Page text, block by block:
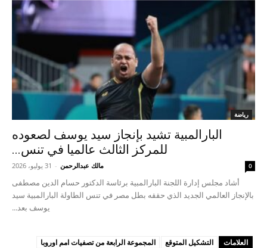
رياضة
البارالمبية تشيد بإنجاز سيد يوسف لصعوده
للمركز الثالث عالميا في تنس...
مالك عبدالرحمن - 31 يوليو، 2026 0
أشاد مجلس إدارة اللجنة البارالمبية برئاسة الدكتور حسام الدين مصطفى
بالإنجاز العالمي الجديد الذي حققه بطل مصر في تنس الطاولة البارالمبية سيد
يوسف بعد...
العلامات التشكيل المتوقع
المجموعة الرابعة من تصفيات امم اوروبا